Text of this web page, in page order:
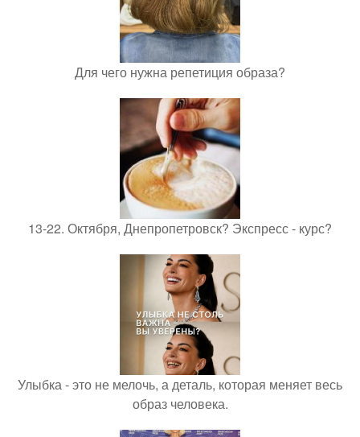
Для чего нужна репетиция образа?
13-22. Октября, Днепропетровск? Экспресс - курс?
Улыбка - это не мелочь, а деталь, которая меняет весь
образ человека.